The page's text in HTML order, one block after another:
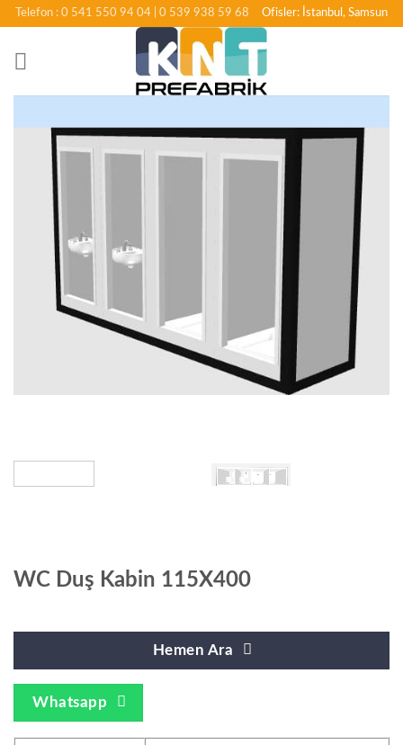
İçeriğeTelefon : 0 541 550 94 04 | 0 539 938 59 68 Ofisler: İstanbul, Samsun
WC Duş Kabin 115X400
Hemen Ara
Whatsapp